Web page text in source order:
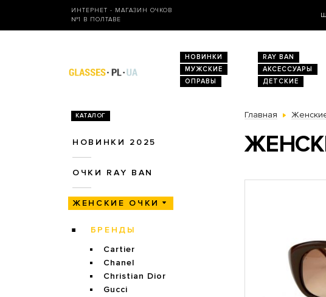
ИНТЕРНЕТ - МАГАЗИН ОЧКОВ
№1 В ПОЛТАВЕ
НОВИНКИ RAY BAN
МУЖСКИЕ
АКСЕССУАРЫ
ОПРАВЫ
ДЕТСКИЕ
КАТАЛОГ
НОВИНКИ 2025
ОЧКИ RAY BAN
ЖЕНСКИЕ ОЧКИ
БРЕНДЫ
Cartier
Chanel
Christian Dior
Gucci
Главная